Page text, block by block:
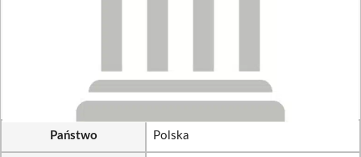
Państwo Polska